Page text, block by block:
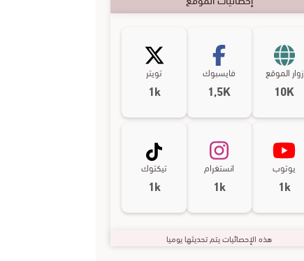
زوار الموقع
10K
فايسبوك
1,5K
تويتر
1k
يوتوب
1k
انستغرام
1k
تيكتوك
1k
هذه الإحصائيات يتم تحديثها يوميا